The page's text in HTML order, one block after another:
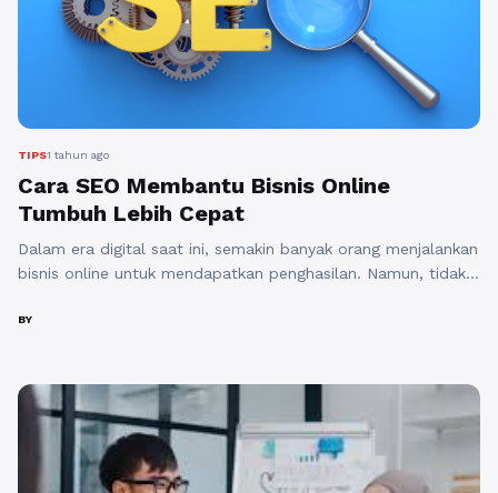
TIPS1 tahun ago
Cara SEO Membantu Bisnis Online
Tumbuh Lebih Cepat
Dalam era digital saat ini, semakin banyak orang menjalankan
bisnis online untuk mendapatkan penghasilan. Namun, tidak
diinginkan. Salah satu kunci utama untuk meraih sukses di
Artikel ini akan membahas bagaimana SEO dapat membantu
bisnis ...Baca Selengkapnya
BY